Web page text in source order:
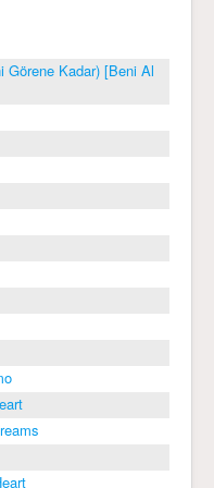
Kadar) [Beni Al